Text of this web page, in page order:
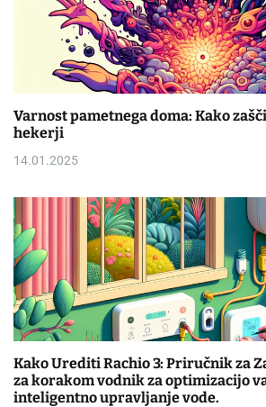
Varnost pametnega doma: Kako
hekerji
14.01.2025
Kako Urediti Rachio 3: Priručnik za
za korakom vodnik za optimizacijo
inteligentno upravljanje vode.